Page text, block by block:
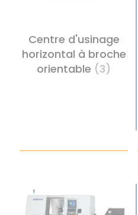
Centre d'usinage
horizontal à broche
orientable (3)